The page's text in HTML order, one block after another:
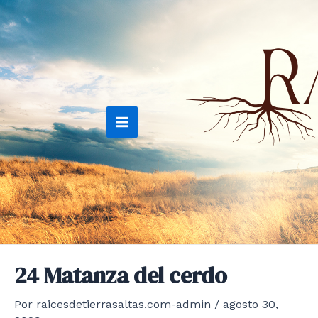
Ir
al
contenido
Main
Menu
24 Matanza del cerdo
Por raicesdetierrasaltas.com-admin / agosto 30,